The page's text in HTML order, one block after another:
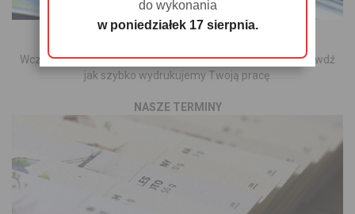
Wczorajszy termin wykonania to dla nas codzienność. Sprawdź
jak szybko wydrukujemy Twoją pracę.
NASZE TERMINY
do wykonania
w poniedziałek 17 sierpnia.